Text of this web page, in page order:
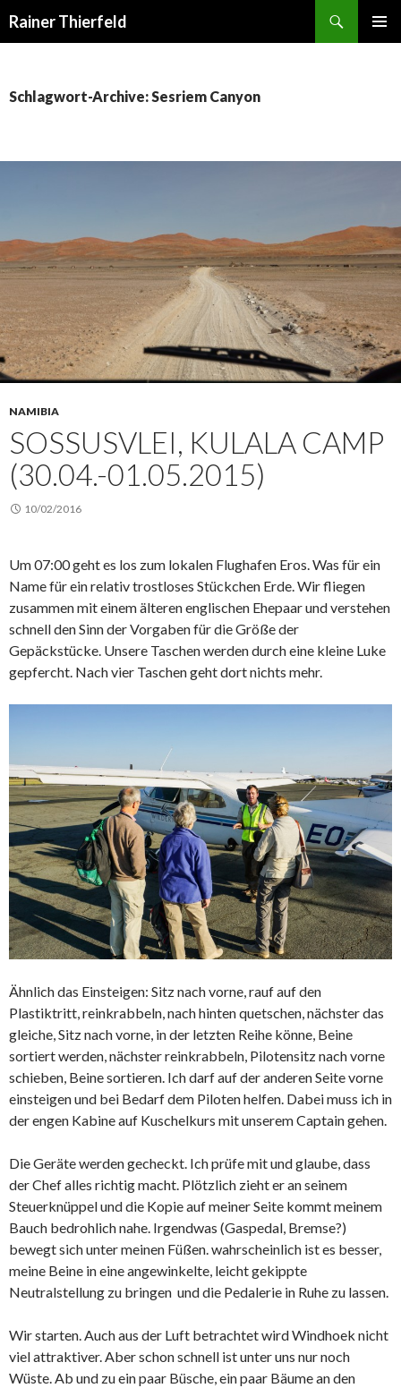
Rainer Thierfeld
Schlagwort-Archive: Sesriem Canyon
NAMIBIA
SOSSUSVLEI, KULALA CAMP
(30.04.-01.05.2015)
10/02/2016
Um 07:00 geht es los zum lokalen Flughafen Eros. Was für ein
Name für ein relativ trostloses Stückchen Erde. Wir fliegen
zusammen mit einem älteren englischen Ehepaar und verstehen
schnell den Sinn der Vorgaben für die Größe der
Gepäckstücke. Unsere Taschen werden durch eine kleine Luke
gepfercht. Nach vier Taschen geht dort nichts mehr.
Ähnlich das Einsteigen: Sitz nach vorne, rauf auf den
Plastiktritt, reinkrabbeln, nach hinten quetschen, nächster das
gleiche, Sitz nach vorne, in der letzten Reihe könne, Beine
sortiert werden, nächster reinkrabbeln, Pilotensitz nach vorne
schieben, Beine sortieren. Ich darf auf der anderen Seite vorne
einsteigen und bei Bedarf dem Piloten helfen. Dabei muss ich in
der engen Kabine auf Kuschelkurs mit unserem Captain gehen.
Die Geräte werden gecheckt. Ich prüfe mit und glaube, dass
der Chef alles richtig macht. Plötzlich zieht er an seinem
Steuerknüppel und die Kopie auf meiner Seite kommt meinem
Bauch bedrohlich nahe. Irgendwas (Gaspedal, Bremse?)
bewegt sich unter meinen Füßen. wahrscheinlich ist es besser,
meine Beine in eine angewinkelte, leicht gekippte
Neutralstellung zu bringen und die Pedalerie in Ruhe zu lassen.
Wir starten. Auch aus der Luft betrachtet wird Windhoek nicht
viel attraktiver. Aber schon schnell ist unter uns nur noch
Wüste. Ab und zu ein paar Büsche, ein paar Bäume an den